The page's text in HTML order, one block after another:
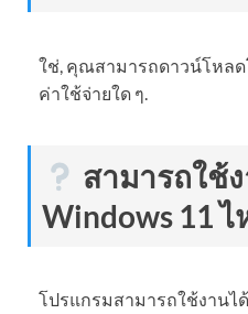
ใช่, คุณสามารถดาวน์โหล
ค่าใช้จ่ายใด ๆ.
สามารถใช้
Windows 11 ไ
โปรแกรมสามารถใช้งานไ